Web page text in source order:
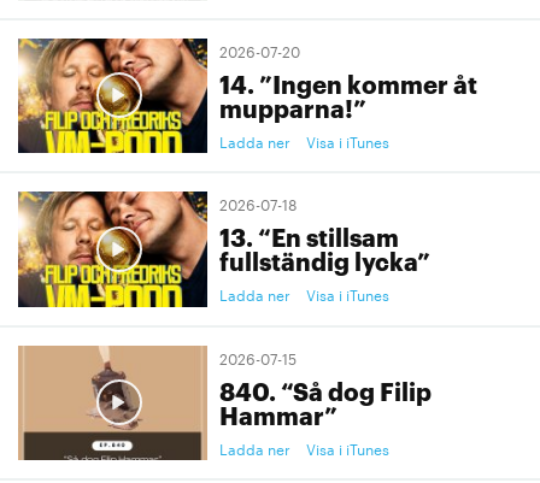
2026-07-20
14. ”Ingen kommer åt
mupparna!”
Ladda ner Visa i iTunes
2026-07-18
13. “En stillsam
fullständig lycka”
Ladda ner Visa i iTunes
2026-07-15
840. “Så dog Filip
Hammar”
Ladda ner Visa i iTunes